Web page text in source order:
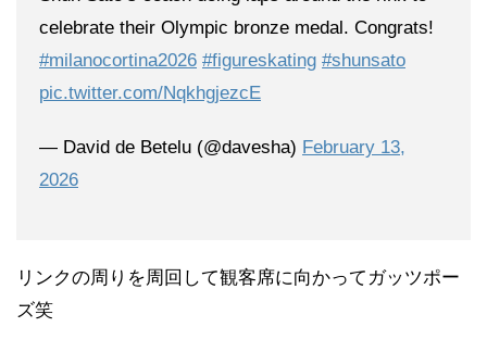
celebrate their Olympic bronze medal. Congrats!
#milanocortina2026 #figureskating #shunsato
pic.twitter.com/NqkhgjezcE
— David de Betelu (@davesha) February 13,
2026
リンクの周りを周回して観客席に向かってガッツポー
ズ笑